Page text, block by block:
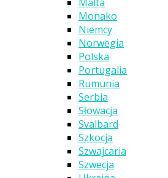
Monako
Niemcy
Norwegia
Polska
Portugalia
Rumunia
Serbia
Słowacja
Svalbard
Szkocja
Szwajcaria
Szwecja